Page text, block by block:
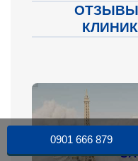
ОТЗЫВЫ
0901 666 879